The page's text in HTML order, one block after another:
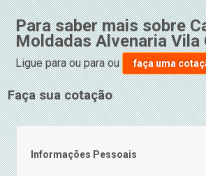
Para saber mais sobre
Moldadas Alvenaria Vila
Ligue paraou paraou faça uma
Faça sua cotação
Informações Pessoais